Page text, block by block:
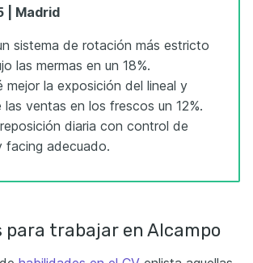
| Madrid
sistema de rotación más estricto
las mermas en un 18%.
mejor la exposición del lineal y
las ventas en los frescos un 12%.
diaria con control de
facing adecuado.
para trabajar en Alcampo